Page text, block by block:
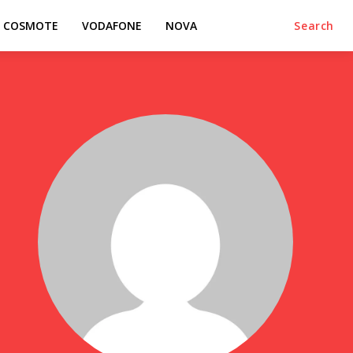
COSMOTE VODAFONE NOVA Search